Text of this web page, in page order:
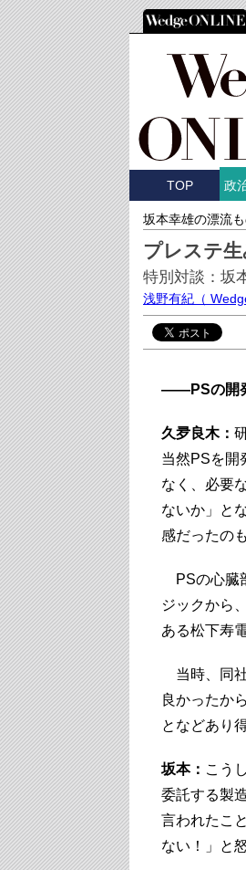
TOP 政
坂本幸雄の漂流
プレステ生
特別対談：坂
浅野有紀 （
――PSの開
久夛良木：
当然PSを開
なく、必要
ないか」と
感だったの
PSの心臓
ジックから
ある松下寿
当時、同
良かったか
となどあり
坂本： こう
委託する製
言われたこ
ない！」と